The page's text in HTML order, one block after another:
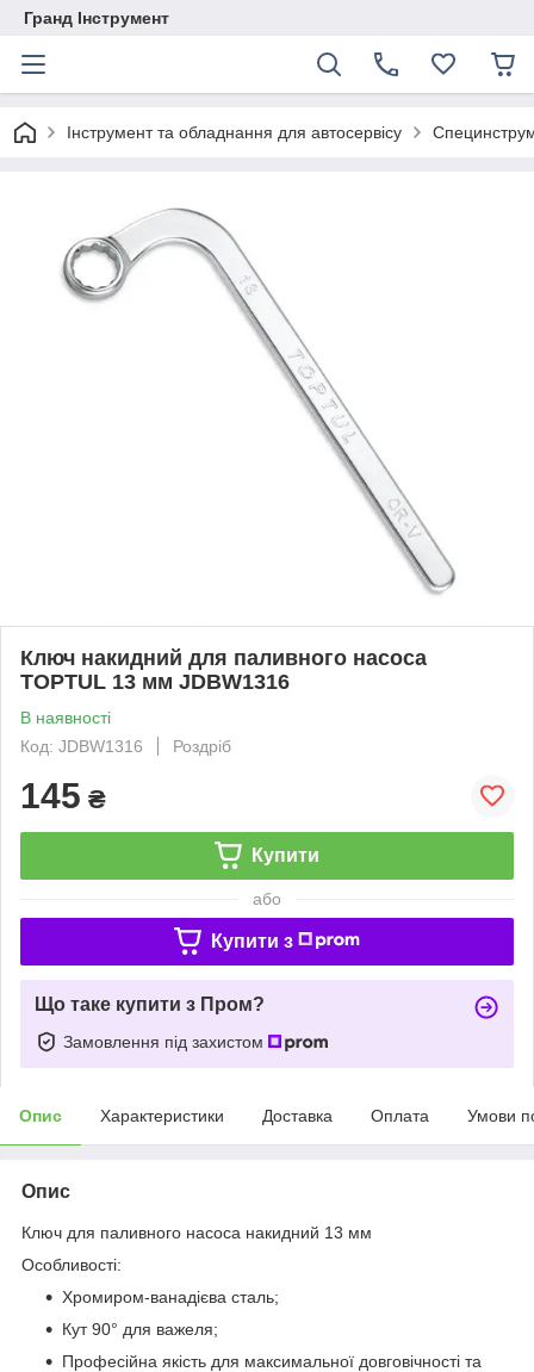
Гранд Інструмент
Інструмент та обладнання для автосервісу
Ключ накидний для паливного насоса
TOPTUL 13 мм JDBW1316
В наявності
Код: JDBW1316
Роздріб
145 ₴
Купити
або
Купити з
Що таке купити з Пром?
Замовлення під захистом
Опис Характеристики Доставка Оплата Умови
Опис
Ключ для паливного насоса накидний 13 мм
Особливості:
Хромиром-ванадієва сталь;
Кут 90° для важеля;
Професійна якість для максимальної довговічності та